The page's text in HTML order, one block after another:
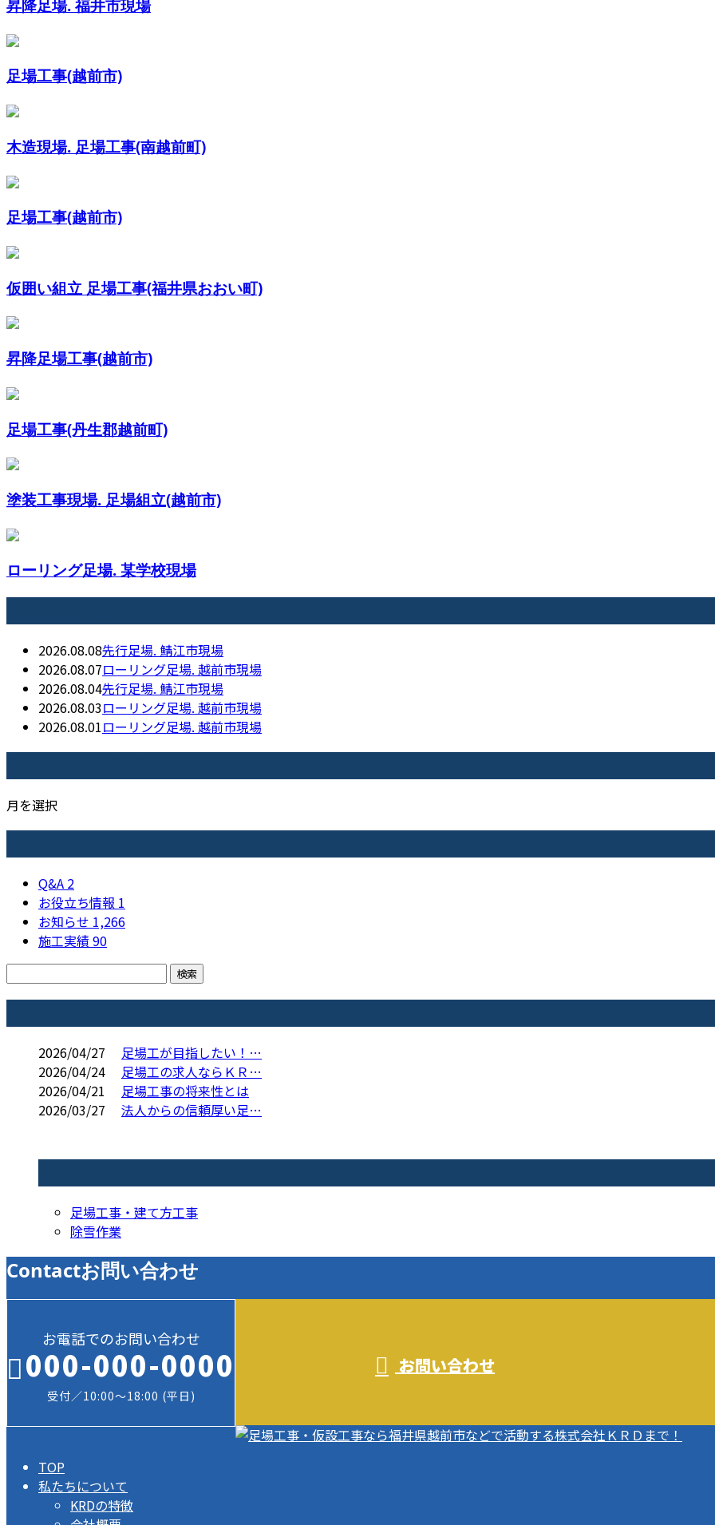
昇降足場. 福井市現場
足場工事(越前市)
木造現場. 足場工事(南越前町)
足場工事(越前市)
仮囲い組立 足場工事(福井県おおい町)
昇降足場工事(越前市)
足場工事(丹生郡越前町)
塗装工事現場. 足場組立(越前市)
ローリング足場. 某学校現場
2026.08.08先行足場. 鯖江市現場
2026.08.07ローリング足場. 越前市現場
2026.08.04先行足場. 鯖江市現場
2026.08.03ローリング足場. 越前市現場
2026.08.01ローリング足場. 越前市現場
月を選択
Q&A 2
お役立ち情報 1
お知らせ 1,266
施工実績90
2026/04/27
足場工が目指したい！…
2026/04/24
足場工の求人ならＫＲ…
2026/04/21
足場工事の将来性とは
2026/03/27
法人からの信頼厚い足…
足場工事・建て方工事
除雪作業
Contactお問い合わせ
お電話でのお問い合わせ
000-000-0000
受付／10:00～18:00 (平日)
お問い合わせ
TOP
私たちについて
KRDの特徴